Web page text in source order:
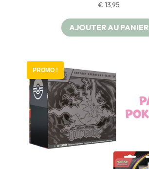
€ 13,95
AJOUTER AU PANIER
PROMO !